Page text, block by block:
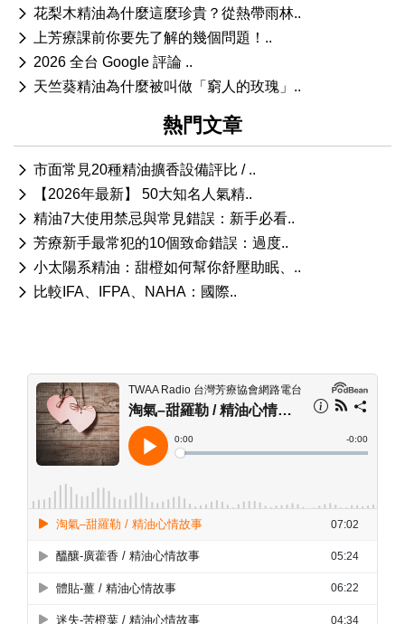
花梨木精油為什麼這麼珍貴？從熱帶雨林..
上芳療課前你要先了解的幾個問題！..
2026 全台 Google 評論 ..
天竺葵精油為什麼被叫做「窮人的玫瑰」..
熱門文章
市面常見20種精油擴香設備評比 / ..
【2026年最新】 50大知名人氣精..
精油7大使用禁忌與常見錯誤：新手必看..
芳療新手最常犯的10個致命錯誤：過度..
小太陽系精油：甜橙如何幫你舒壓助眠、..
比較IFA、IFPA、NAHA：國際..